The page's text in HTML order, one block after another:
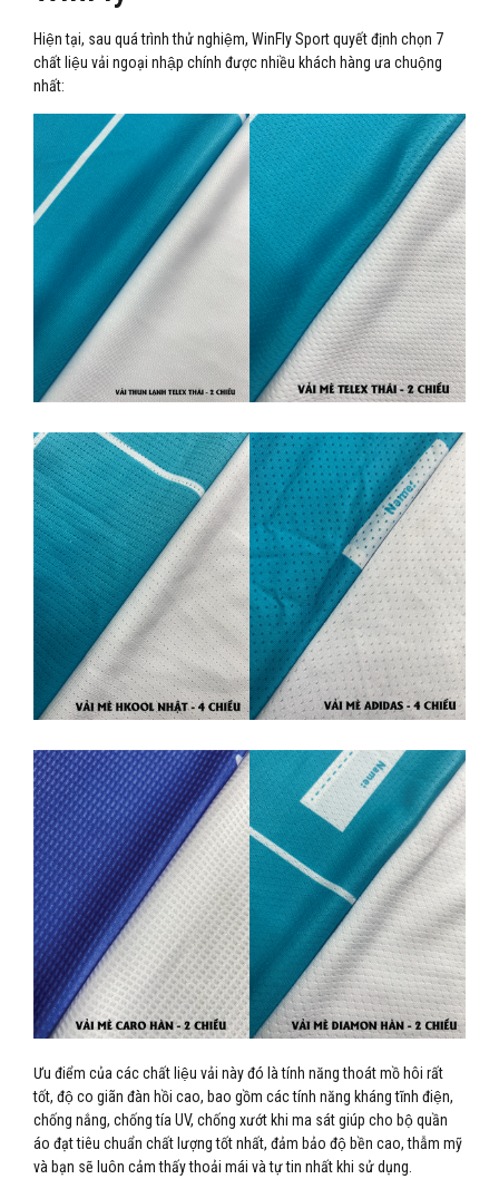
Hiện tại, sau quá trình thử nghiệm, WinFly Sport quyết định chọn 7
chất liệu vải ngoại nhập chính được nhiều khách hàng ưa chuộng
nhất:
Ưu điểm của các chất liệu vải này đó là tính năng thoát mồ hôi rất
tốt, độ co giãn đàn hồi cao, bao gồm các tính năng kháng tĩnh điện,
chống nắng, chống tía UV, chống xướt khi ma sát giúp cho bộ quần
áo đạt tiêu chuẩn chất lượng tốt nhất, đảm bảo độ bền cao, thẫm mỹ
và bạn sẽ luôn cảm thấy thoải mái và tự tin nhất khi sử dụng.